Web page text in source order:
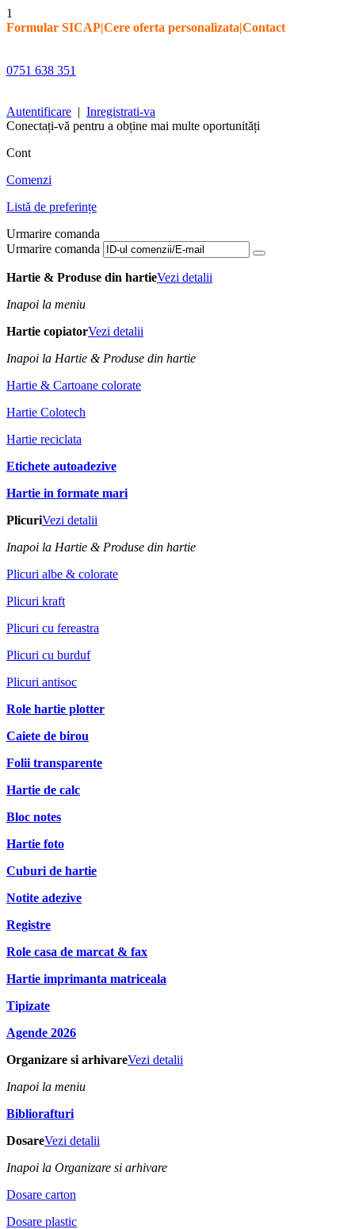
1
Formular SICAP|Cere oferta personalizata|Contact
0751 638 351
Autentificare | Inregistrati-va
Conectați-vă pentru a obține mai multe oportunități
Cont
Comenzi
Listă de preferințe
Urmarire comanda
Urmarire comanda
Hartie & Produse din hartieVezi detalii
Inapoi la meniu
Hartie copiatorVezi detalii
Inapoi la Hartie & Produse din hartie
Hartie & Cartoane colorate
Hartie Colotech
Hartie reciclata
Etichete autoadezive
Hartie in formate mari
PlicuriVezi detalii
Inapoi la Hartie & Produse din hartie
Plicuri albe & colorate
Plicuri kraft
Plicuri cu fereastra
Plicuri cu burduf
Plicuri antisoc
Role hartie plotter
Caiete de birou
Folii transparente
Hartie de calc
Bloc notes
Hartie foto
Cuburi de hartie
Notite adezive
Registre
Role casa de marcat & fax
Hartie imprimanta matriceala
Tipizate
Agende 2026
Organizare si arhivareVezi detalii
Inapoi la meniu
Bibliorafturi
DosareVezi detalii
Inapoi la Organizare si arhivare
Dosare carton
Dosare plastic